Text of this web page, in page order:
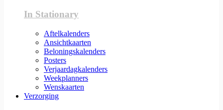
In Stationary
Aftelkalenders
Ansichtkaarten
Beloningskalenders
Posters
Verjaardagkalenders
Weekplanners
Wenskaarten
Verzorging